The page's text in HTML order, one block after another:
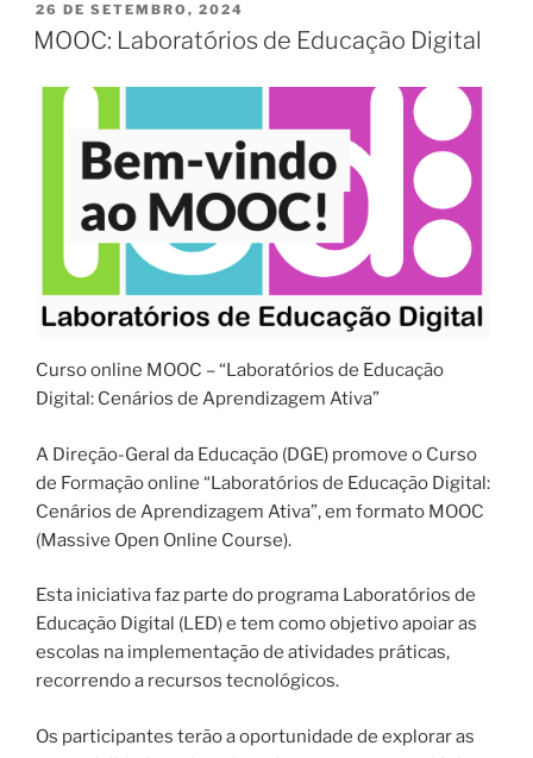
PUBLICADO
EM
26 DE SETEMBRO, 2024
MOOC: Laboratórios de Educação Digital
Curso online MOOC – “Laboratórios de Educação
Digital: Cenários de Aprendizagem Ativa”
A Direção-Geral da Educação (DGE) promove o Curso
de Formação online “Laboratórios de Educação Digital:
Cenários de Aprendizagem Ativa”, em formato MOOC
(Massive Open Online Course).
Esta iniciativa faz parte do programa Laboratórios de
Educação Digital (LED) e tem como objetivo apoiar as
escolas na implementação de atividades práticas,
recorrendo a recursos tecnológicos.
Os participantes terão a oportunidade de explorar as